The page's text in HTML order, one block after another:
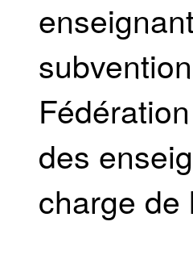
des
charge de